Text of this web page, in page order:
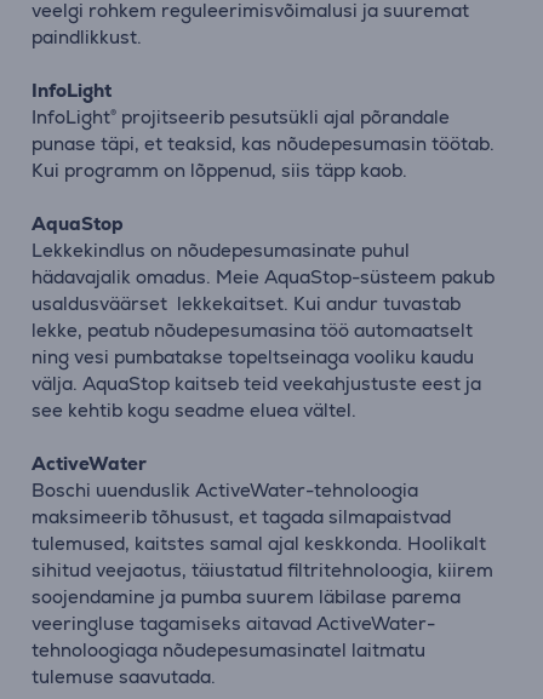
veelgi rohkem reguleerimisvõimalusi ja suuremat
paindlikkust.
InfoLight
InfoLight® projitseerib pesutsükli ajal põrandale
punase täpi, et teaksid, kas nõudepesumasin töötab.
Kui programm on lõppenud, siis täpp kaob.
AquaStop
Lekkekindlus on nõudepesumasinate puhul
hädavajalik omadus. Meie AquaStop-süsteem pakub
usaldusväärset lekkekaitset. Kui andur tuvastab
lekke, peatub nõudepesumasina töö automaatselt
ning vesi pumbatakse topeltseinaga vooliku kaudu
välja. AquaStop kaitseb teid veekahjustuste eest ja
see kehtib kogu seadme eluea vältel.
ActiveWater
Boschi uuenduslik ActiveWater-tehnoloogia
maksimeerib tõhusust, et tagada silmapaistvad
tulemused, kaitstes samal ajal keskkonda. Hoolikalt
sihitud veejaotus, täiustatud filtritehnoloogia, kiirem
soojendamine ja pumba suurem läbilase parema
veeringluse tagamiseks aitavad ActiveWater-
tehnoloogiaga nõudepesumasinatel laitmatu
tulemuse saavutada.